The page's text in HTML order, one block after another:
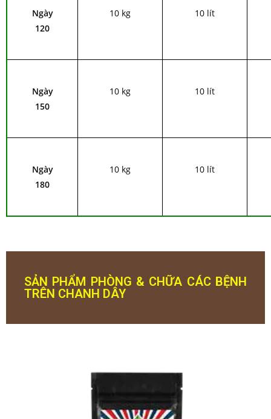
Ngày
120
10 kg 10 lít
Ngày
150
10 kg 10 lít
Ngày
180
10 kg 10 lít
SẢN PHẨM PHÒNG & CHỮA CÁC BỆNH
TRÊN CHANH DÂY